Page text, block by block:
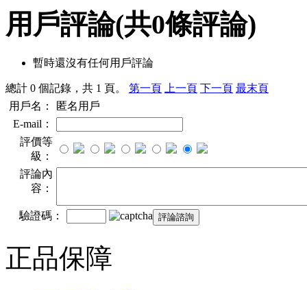
用戶評論(共0條評論)
暫時還沒有任何用戶評論
總計 0 個記錄，共 1 頁。 第一頁 上一頁 下一頁 最末頁
用戶名：
匿名用戶
E-mail：
評價等
級：
評論內
容：
驗證碼：
正品保障